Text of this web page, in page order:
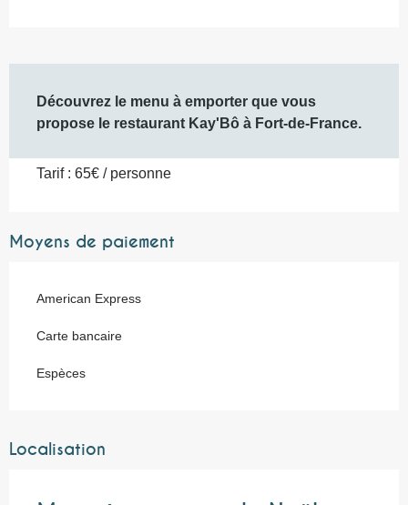
Découvrez le menu à emporter que vous
propose le restaurant Kay'Bô à Fort-de-France.
Tarif : 65€ / personne
Moyens de paiement
American Express
Carte bancaire
Espèces
Localisation